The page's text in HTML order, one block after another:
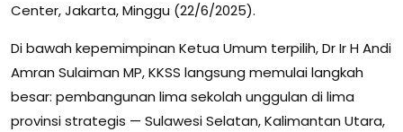
Center, Jakarta, Minggu (22/6/2025).
Di bawah kepemimpinan Ketua Umum terpilih, Dr Ir H Andi
Amran Sulaiman MP, KKSS langsung memulai langkah
besar: pembangunan lima sekolah unggulan di lima
provinsi strategis — Sulawesi Selatan, Kalimantan Utara,